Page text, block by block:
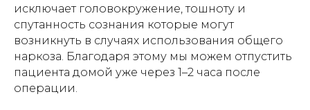
исключает головокружение, тошноту и
спутанность сознания которые могут
возникнуть в случаях использования общего
наркоза. Благодаря этому мы можем отпустить
пациента домой уже через 1–2 часа после
операции.